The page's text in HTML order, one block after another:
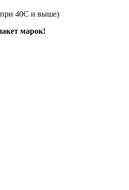
40С и выше)
марок!